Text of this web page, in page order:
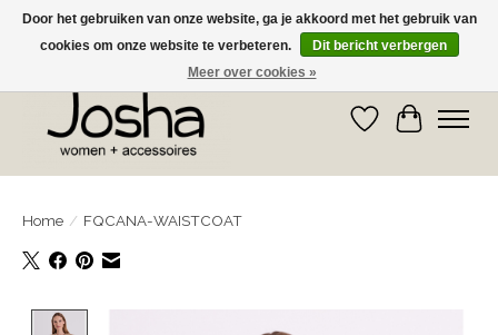
GRATIS OPHALEN IN DE WINKEL EN GRATIS VERZENDING VANAF € 75,00
Verlanglijst
Home / FQCANA-WAISTCOAT
Door het gebruiken van onze website, ga je akkoord met het gebruik van
cookies om onze website te verbeteren.
Dit bericht verbergen
Meer over cookies »